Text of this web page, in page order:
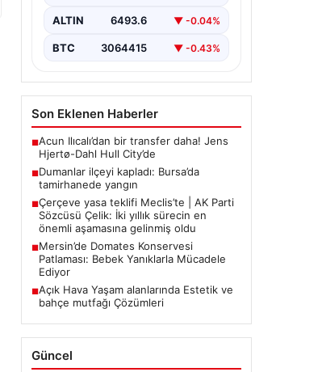
ALTIN 6493.6 ▼ -0.04%
BTC 3064415 ▼ -0.43%
Son Eklenen Haberler
■Acun Ilıcalı’dan bir transfer daha! Jens
Hjertø-Dahl Hull City’de
■Dumanlar ilçeyi kapladı: Bursa’da
tamirhanede yangın
■Çerçeve yasa teklifi Meclis’te | AK Parti
Sözcüsü Çelik: İki yıllık sürecin en
önemli aşamasına gelinmiş oldu
■Mersin’de Domates Konservesi
Patlaması: Bebek Yanıklarla Mücadele
Ediyor
■Açık Hava Yaşam alanlarında Estetik ve
bahçe mutfağı Çözümleri
Güncel